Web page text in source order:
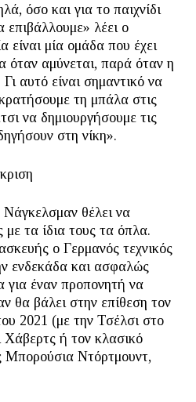
όσο και για το παιχνίδι
λέει ο
μία ομάδα που έχει
όταν αμύνεται, παρά όταν η
Γι αυτό είναι σημαντικό να
τη μπάλα στις
να δημιουργήσουμε τις
στη νίκη».
Νάγκελσμαν θέλει να
με τα ίδια τους τα όπλα.
ο Γερμανός τεχνικός
ενδεκάδα και ασφαλώς
για έναν προπονητή να
θα βάλει στην επίθεση τον
2021 (με την Τσέλσι στο
ή τον κλασικό
Μπορούσια Ντόρτμουντ,